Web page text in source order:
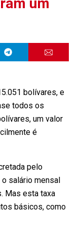
bolívares, e
todos os
um valor
é
pelo
salário mensal
Mas esta taxa
básicos, como